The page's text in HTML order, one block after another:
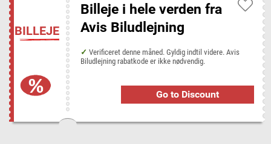
MyTrendyPhone
NA-KD NiceHair Pixum
PureVPN
Royal Design
Spartoo
BILLEJE
Billeje i hele verden fra
Avis Biludlejning
Verificeret denne måned. Gyldig indtil videre. Avis
Biludlejning rabatkode er ikke nødvendig.
Go to Discount